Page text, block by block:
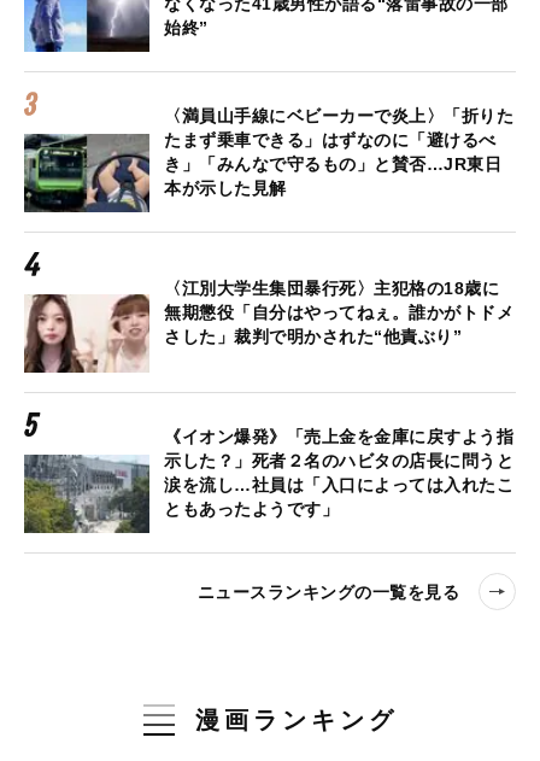
なくなった41歳男性が語る“落雷事故の一部
始終”
〈満員山手線にベビーカーで炎上〉「折りた
たまず乗車できる」はずなのに「避けるべ
き」「みんなで守るもの」と賛否…JR東日
本が示した見解
〈江別大学生集団暴行死〉主犯格の18歳に
無期懲役「自分はやってねぇ。誰かがトドメ
さした」裁判で明かされた“他責ぶり”
《イオン爆発》「売上金を金庫に戻すよう指
示した？」死者２名のハビタの店長に問うと
涙を流し…社員は「入口によっては入れたこ
ともあったようです」
ニュースランキングの一覧を見る
漫画ランキング